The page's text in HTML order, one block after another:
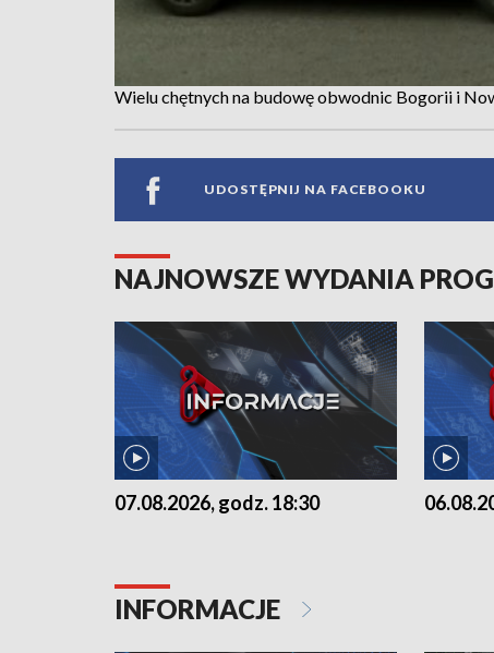
Wielu chętnych na budowę obwodnic Bogorii i
UDOSTĘPNIJ NA FACEBOOKU
NAJNOWSZE WYDANIA
07.08.2026, godz. 18:30
INFORMACJE